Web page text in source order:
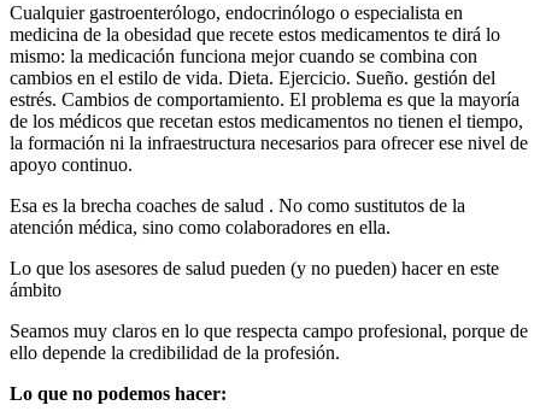
Cualquier gastroenterólogo, endocrinólogo o especialista en
medicina de la obesidad que recete estos medicamentos te dirá lo
mismo: la medicación funciona mejor cuando se combina con
cambios en el estilo de vida. Dieta. Ejercicio. Sueño. gestión del
estrés. Cambios de comportamiento. El problema es que la mayoría
de los médicos que recetan estos medicamentos no tienen el tiempo,
la formación ni la infraestructura necesarios para ofrecer ese nivel de
apoyo continuo.
Esa es la brecha coaches de salud . No como sustitutos de la
atención médica, sino como colaboradores en ella.
Lo que los asesores de salud pueden (y no pueden) hacer en este
ámbito
Seamos muy claros en lo que respecta campo profesional, porque de
ello depende la credibilidad de la profesión.
Lo que no podemos hacer: